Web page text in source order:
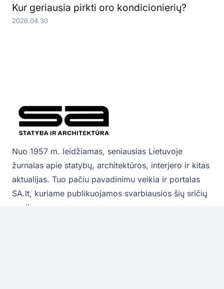
Kur geriausia pirkti oro kondicionierių?
2026.04.30
Nuo 1957 m. leidžiamas, seniausias Lietuvoje
žurnalas apie statybų, architektūros, interjero ir kitas
aktualijas. Tuo pačiu pavadinimu veikia ir portalas
SA.lt, kuriame publikuojamos svarbiausios šių sričių
naujienos.